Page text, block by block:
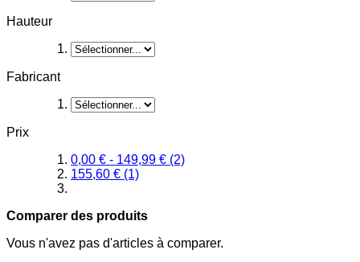
Hauteur
Fabricant
Prix
0,00 € - 149,99 € (2)
155,60 € (1)
Comparer des produits
Vous n'avez pas d'articles à comparer.